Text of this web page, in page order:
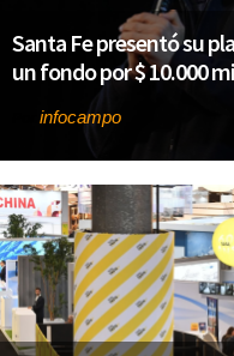
Santa Fe presentó su
un fondo por $ 10.000
infocampo